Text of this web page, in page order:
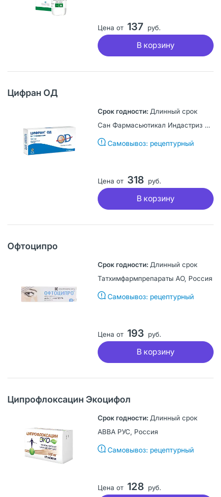
Цена от 137 руб.
В корзину
Цифран ОД
Длинный срок
Сан Фармасьютикал Индастриз Лтд, Индия
Самовывоз: рецептурный
Цена от 318 руб.
В корзину
Офтоципро
Длинный срок
Татхимфармпрепараты АО, Россия
Самовывоз: рецептурный
Цена от 193 руб.
В корзину
Ципрофлоксацин Экоцифол
Длинный срок
АВВА РУС, Россия
Самовывоз: рецептурный
Цена от 128 руб.